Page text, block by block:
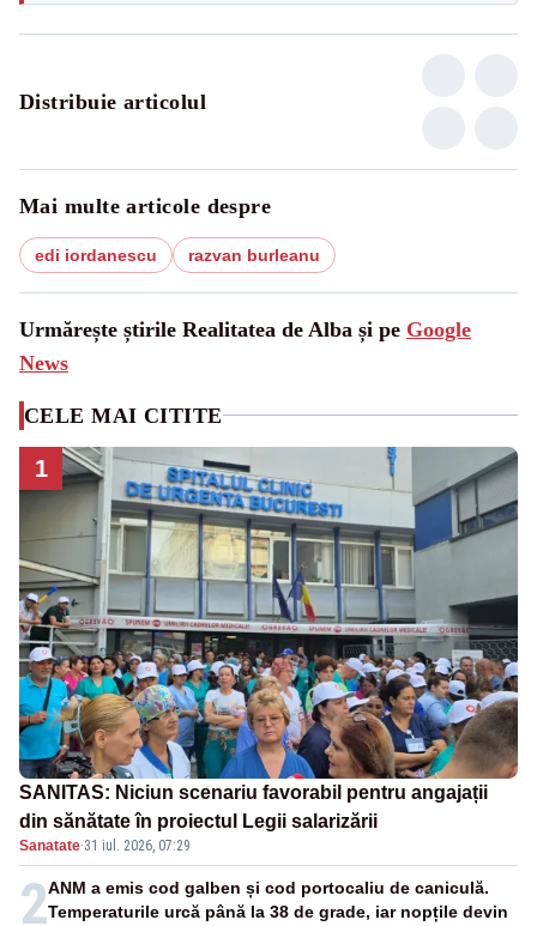
Distribuie articolul
Mai multe articole despre
edi iordanescu razvan burleanu
Urmărește știrile Realitatea de Alba și pe Google
News
CELE MAI CITITE
1
SANITAS: Niciun scenariu favorabil pentru angajații
din sănătate în proiectul Legii salarizării
Sanatate·31 iul. 2026, 07:29
2ANM a emis cod galben și cod portocaliu de caniculă.
Temperaturile urcă până la 38 de grade, iar nopțile devin